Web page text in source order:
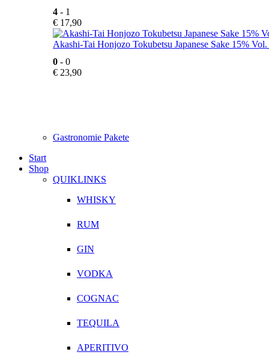
4 - 1
€ 17,90
Akashi-Tai Honjozo Tokubetsu Japanese Sake 15%
0 - 0
€ 23,90
Gastronomie Pakete
Start
Shop
QUIKLINKS
WHISKY
RUM
GIN
VODKA
COGNAC
TEQUILA
APERITIVO